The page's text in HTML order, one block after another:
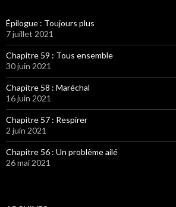
Épilogue : Toujours plus
7 juillet 2021
Chapitre 59 : Tous ensemble
30 juin 2021
Chapitre 58 : Maréchal
16 juin 2021
Chapitre 57 : Respirer
2 juin 2021
Chapitre 56 : Un problème ailé
26 mai 2021